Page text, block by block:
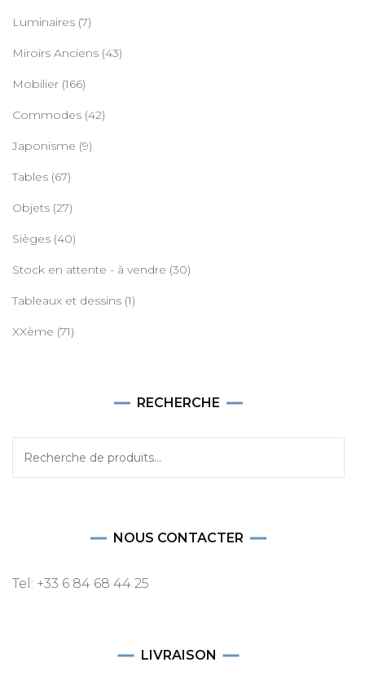
Luminaires (7)
Miroirs Anciens (43)
Mobilier (166)
Commodes (42)
Japonisme (9)
Tables (67)
Objets (27)
Sièges (40)
Stock en attente - à vendre (30)
Tableaux et dessins (1)
XXème (71)
RECHERCHE
NOUS CONTACTER
Tel: +33 6 84 68 44 25
LIVRAISON